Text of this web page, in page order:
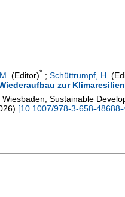
(Editor)* ; Schüttrumpf, H.
zur
Sustainable
) [10.1007/978-3-658-48688-